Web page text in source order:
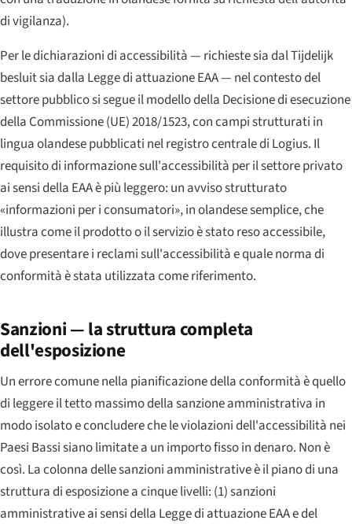
di vigilanza).
Per le dichiarazioni di accessibilità — richieste sia dal Tijdelijk
besluit sia dalla Legge di attuazione EAA — nel contesto del
settore pubblico si segue il modello della Decisione di esecuzione
della Commissione (UE) 2018/1523, con campi strutturati in
lingua olandese pubblicati nel registro centrale di Logius. Il
requisito di informazione sull'accessibilità per il settore privato
ai sensi della EAA è più leggero: un avviso strutturato
«informazioni per i consumatori», in olandese semplice, che
illustra come il prodotto o il servizio è stato reso accessibile,
dove presentare i reclami sull'accessibilità e quale norma di
conformità è stata utilizzata come riferimento.
Sanzioni — la struttura completa
dell'esposizione
Un errore comune nella pianificazione della conformità è quello
di leggere il tetto massimo della sanzione amministrativa in
modo isolato e concludere che le violazioni dell'accessibilità nei
Paesi Bassi siano limitate a un importo fisso in denaro. Non è
così. La colonna delle sanzioni amministrative è il piano di una
struttura di esposizione a cinque livelli: (1) sanzioni
amministrative ai sensi della Legge di attuazione EAA e del